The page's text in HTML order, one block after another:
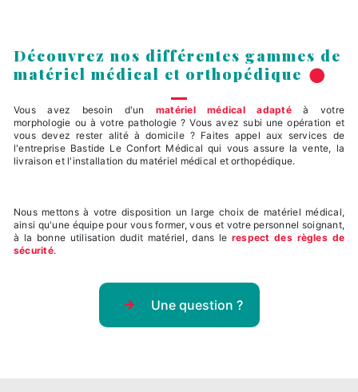
Découvrez nos différentes gammes de
matériel médical et orthopédique
Vous avez besoin d'un matériel médical adaptéà votre
morphologie ou à votre pathologie ? Vous avez subi une opération et
vous devez rester alité à domicile ? Faites appel aux services de
l'entreprise Bastide Le Confort Médical qui vous assure la vente, la
livraison et l'installation du matériel médical et orthopédique.
Nous mettons à votre disposition un large choix de matériel médical,
ainsi qu'une équipe pour vous former, vous et votre personnel soignant,
à la bonne utilisation dudit matériel, dans le respect des règles de
sécurité.
Une question ?